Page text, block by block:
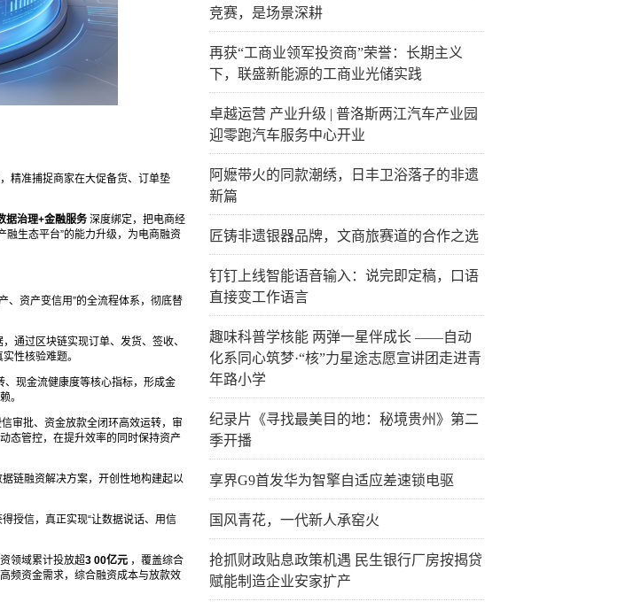
精准捕捉商家在大促备货、订单垫
据治理+金融服务 深度绑定，把电商经
融生态平台”的能力升级，为电商融资
、资产变信用”的全流程体系，彻底替
通过区块链实现订单、发货、签收、
性核验难题。
、现金流健康度等核心指标，形成金
。
审批、资金放款全闭环高效运转，审
态管控，在提升效率的同时保持资产
链融资解决方案，开创性地构建起以
授信，真正实现“让数据说话、用信
领域累计投放超3 00亿元 ，覆盖综合
频资金需求，综合融资成本与放款效
竞赛，是场景深耕
再获“工商业领军投资商”荣誉：长期主义
下，联盛新能源的工商业光储实践
卓越运营 产业升级 | 普洛斯两江汽车产业园
迎零跑汽车服务中心开业
阿嬷带火的同款潮绣，日丰卫浴落子的非遗
新篇
匠铸非遗银器品牌，文商旅赛道的合作之选
钉钉上线智能语音输入：说完即定稿，口语
直接变工作语言
趣味科普学核能 两弹一星伴成长 ——自动
化系同心筑梦·“核”力星途志愿宣讲团走进青
年路小学
纪录片《寻找最美目的地：秘境贵州》第二
季开播
享界G9首发华为智擎自适应差速锁电驱
国风青花，一代新人承窑火
抢抓财政贴息政策机遇 民生银行厂房按揭贷
赋能制造企业安家扩产